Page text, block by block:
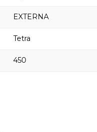
EXTERNA
Tetra
450